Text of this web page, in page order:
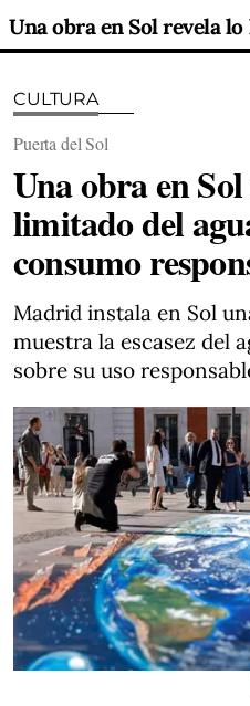
CULTURA
Puerta del Sol
Una obra en
limitado del
consumo
Madrid instala en Sol
muestra la escasez del
sobre su uso